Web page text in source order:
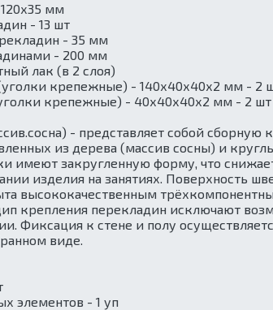
мм
- 13 шт
- 35 мм
- 200 мм
лак (в 2 слоя)
крепежные) - 140х40х40х2 мм - 2
крепежные) - 40х40х40х2 мм - 2 шт
- представляет собой
из дерева (массив сосны) и
имеют закругленную форму, что
изделия на занятиях. Поверхность
высококачественным
крепления перекладин исключают
Фиксация к стене и полу
виде.
элементов - 1 уп